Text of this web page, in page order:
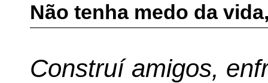
Não tenha medo da
Construí amigos,